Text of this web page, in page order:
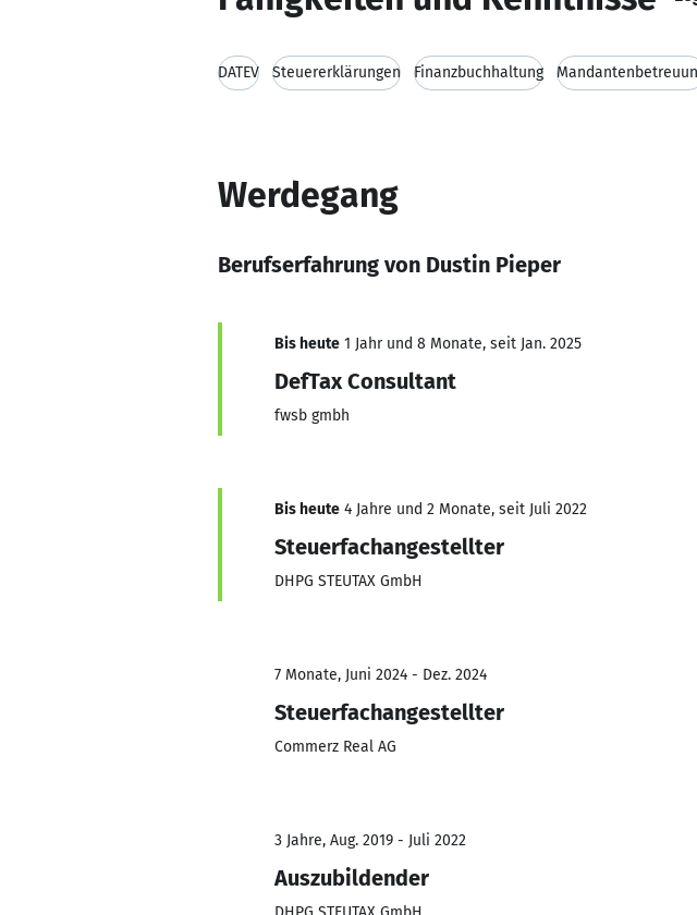
DATEV Steuererklärungen Finanzbuchhaltung
Werdegang
Berufserfahrung von Dustin Pieper
Bis heute 1 Jahr und 8 Monate, seit Jan. 2025
DefTax Consultant
fwsb gmbh
Bis heute 4 Jahre und 2 Monate, seit Juli 2022
Steuerfachangestellter
DHPG STEUTAX GmbH
7 Monate, Juni 2024 - Dez. 2024
Steuerfachangestellter
Commerz Real AG
3 Jahre, Aug. 2019 - Juli 2022
Auszubildender